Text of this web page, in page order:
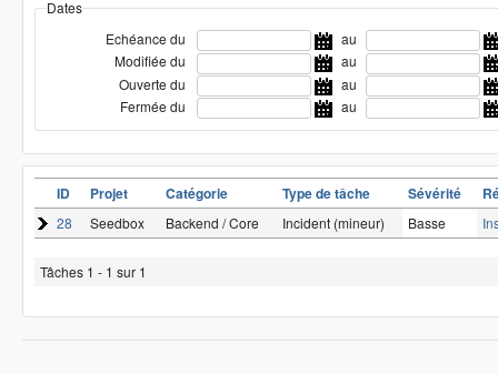
Dates
Echéance du
au
Modifiée du
au
Ouverte du
au
Fermée du
au
ID Projet Catégorie Type de tâche Sévérité
28 Seedbox Backend / Core Incident (mineur) Basse
Tâches 1 - 1 sur 1